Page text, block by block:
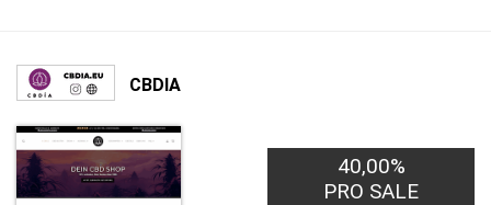
CBDIA
40,00%
PRO SALE